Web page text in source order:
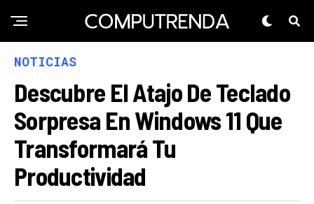
NOTICIAS
Descubre El Atajo De Teclado
Sorpresa En Windows 11 Que
Transformará Tu
Productividad